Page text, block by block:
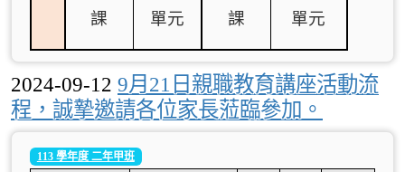
課 單元 課 單元
2024-09-12 9月21日親職教育講座活動流
程，誠摯邀請各位家長蒞臨參加。
113 學年度 二年甲班